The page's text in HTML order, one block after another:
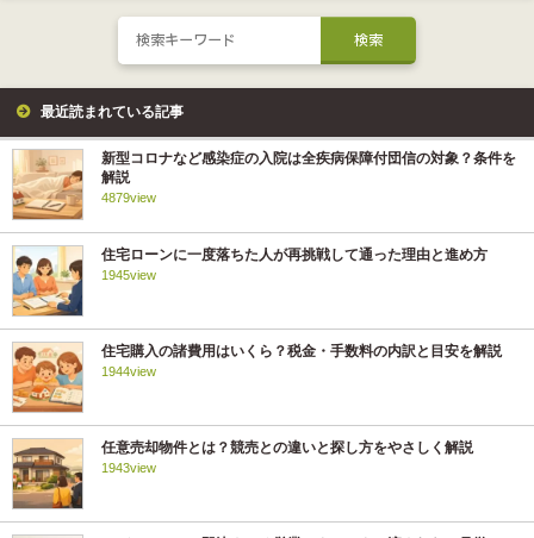
最近読まれている記事
新型コロナなど感染症の入院は全疾病保障付団信の対象？条件を
解説
4879view
住宅ローンに一度落ちた人が再挑戦して通った理由と進め方
1945view
住宅購入の諸費用はいくら？税金・手数料の内訳と目安を解説
1944view
任意売却物件とは？競売との違いと探し方をやさしく解説
1943view